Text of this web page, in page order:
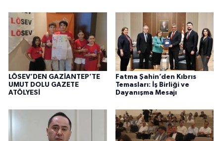
LÖSEV’DEN GAZİANTEP’TE
UMUT DOLU GAZETE
ATÖLYESİ
Fatma Şahin’den Kıbrıs
Temasları: İş Birliği ve
Dayanışma Mesajı